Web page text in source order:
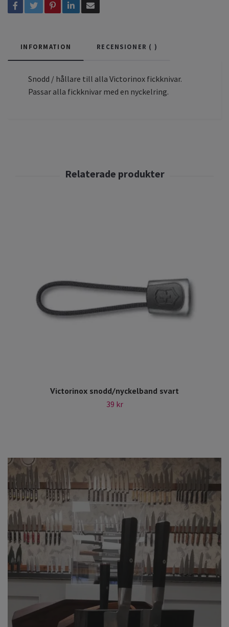
INFORMATION RECENSIONER ( )
Snodd / hållare till alla Victorinox fickknivar.
Passar alla fickknivar med en nyckelring.
Victorinox snodd/nyckelband svart
39 kr